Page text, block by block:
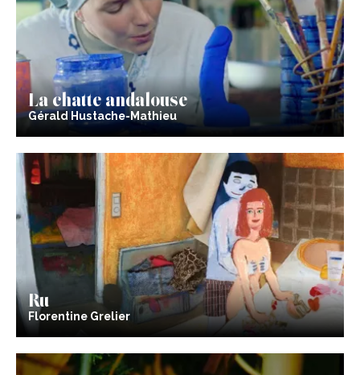
La chatte andalouse
Gérald Hustache-Mathieu
Ru
Florentine Grelier